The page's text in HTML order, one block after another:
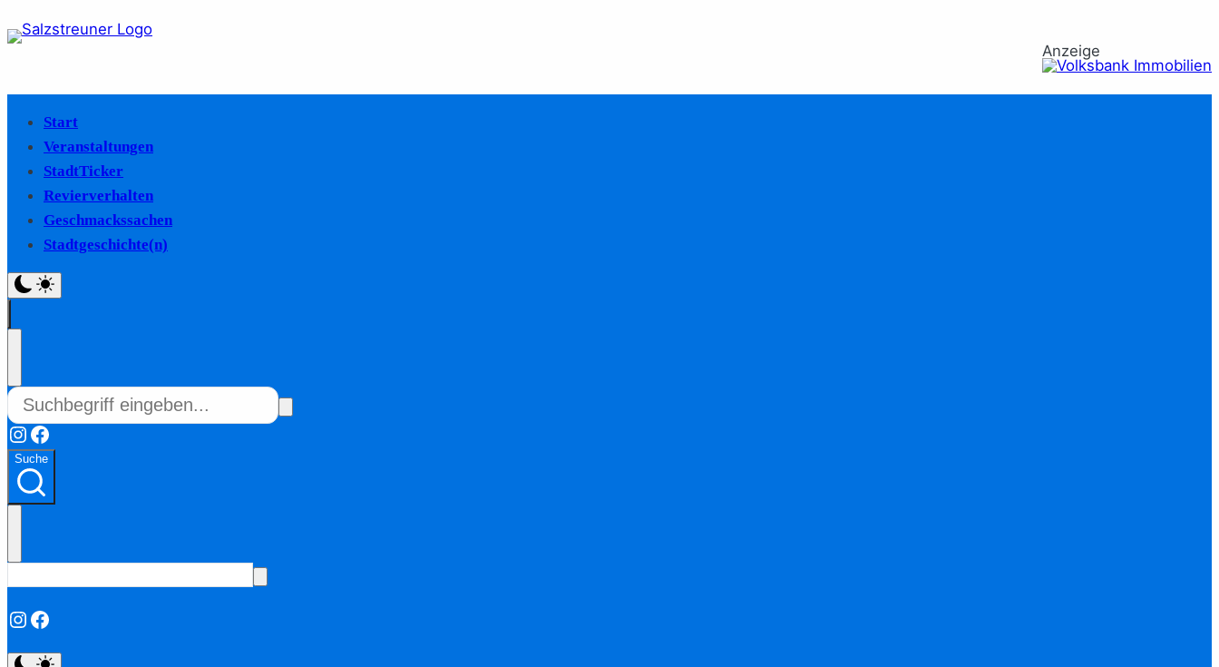
Anzeige
Start
Veranstaltungen
StadtTicker
Revierverhalten
Geschmackssachen
Stadtgeschichte(n)
Instagram
Facebook
Suche
Instagram
Facebook